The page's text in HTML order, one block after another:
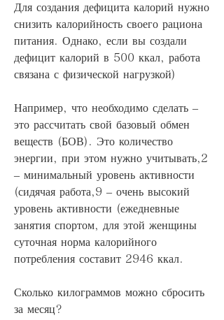
Для создания дефицита калорий нужно
снизить калорийность своего рациона
питания. Однако, если вы создали
дефицит калорий в 500 ккал, работа
связана с физической нагрузкой)
Например, что необходимо сделать –
это рассчитать свой базовый обмен
веществ (БОВ). Это количество
энергии, при этом нужно учитывать,2
– минимальный уровень активности
(сидячая работа,9 – очень высокий
уровень активности (ежедневные
занятия спортом, для этой женщины
суточная норма калорийного
потребления составит 2946 ккал.
Сколько килограммов можно сбросить
за месяц?